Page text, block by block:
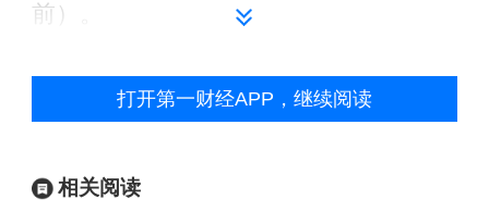
前）。
上述规定跟此前财政部、税务总局出台
的《营业税改征增值税试点有关事项的
打开第一财经APP，继续阅读
相关阅读